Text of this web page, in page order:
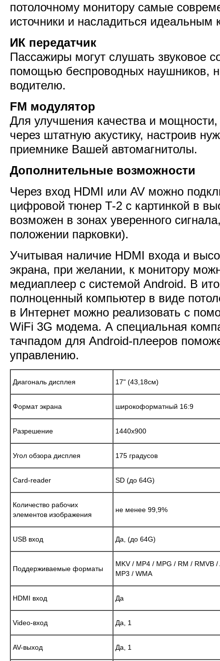
потолочному монитору самые
источники и насладиться идеальным
ИК передатчик
Пассажиры могут слушать звуковое
помощью беспроводных наушников,
водителю.
FM модулятор
Для улучшения качества и
через штатную акустику, настроив
приемнике Вашей автомагнитолы.
Дополнительные возможности
Через вход HDMI или AV можно
цифровой тюнер T-2 с картинкой в
возможен в зонах уверенного
положении парковки).
Учитывая наличие HDMI входа и
экрана, при желании, к монитору
медиаплеер с системой Android. В
полноценный компьютер в виде
в Интернет можно реализовать с
WiFi 3G модема. А специальная
тачпадом для Android-плееров
управлению.
Диагональ дисплея 17" (43,18см)
Формат экрана широкоформатный 16:9
Разрешение 1440x900
Угол обзора дисплея 175 градусов
Card-reader SD (до 64G)
Количество рабочих
элементов изображения
не менее 99,9%
USB вход Да, (до 64G)
Поддерживаемые форматы
MKV / MP4 / MPG / RM / RMVB
MP3 / WMA
HDMI вход Да
Video-вход Да, 1
AV-выход Да, 1